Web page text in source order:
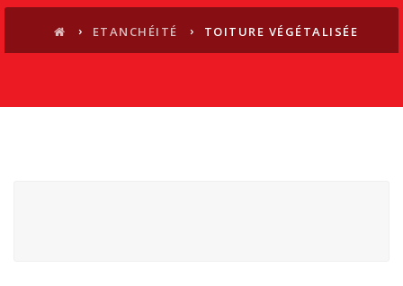
› ETANCHÉITÉ › TOITURE VÉGÉTALISÉE